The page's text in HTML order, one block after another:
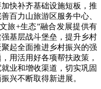
快补齐基础设施短板，推
百力山旅游区服务中心、
旅+生态”融合发展提供有
基层战斗堡垒，提升乡村
起全面推进乡村振兴的强
用活用好各项帮扶政策，
业和增收渠道，切实巩固
兴不断取得新进展。